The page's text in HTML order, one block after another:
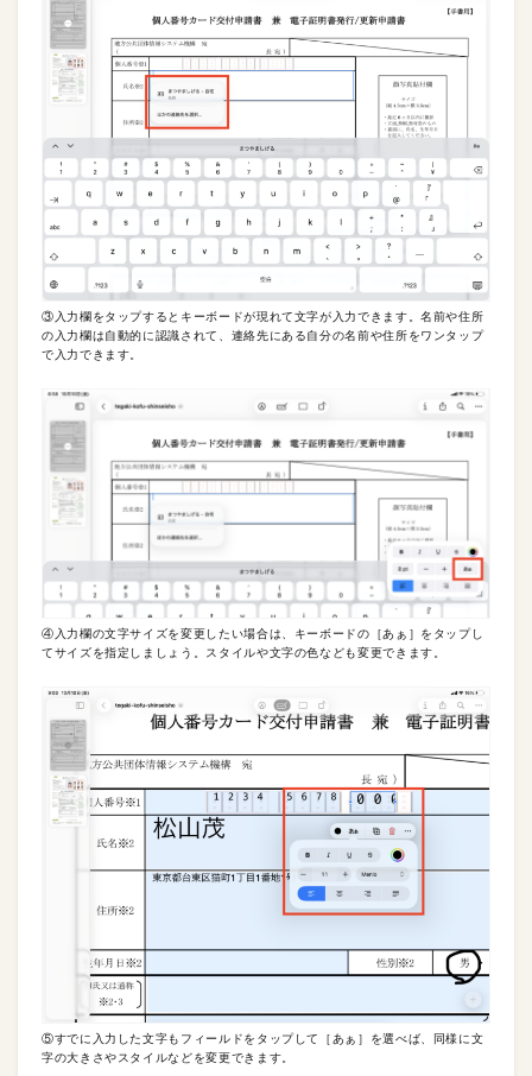
③入力欄をタップするとキーボードが現れて文字が入力できます。名前や住所
の入力欄は自動的に認識されて、連絡先にある自分の名前や住所をワンタップ
で入力できます。
④入力欄の文字サイズを変更したい場合は、キーボードの［あぁ］をタップし
てサイズを指定しましょう。スタイルや文字の色なども変更できます。
⑤すでに入力した文字もフィールドをタップして［あぁ］を選べば、同様に文
字の大きさやスタイルなどを変更できます。